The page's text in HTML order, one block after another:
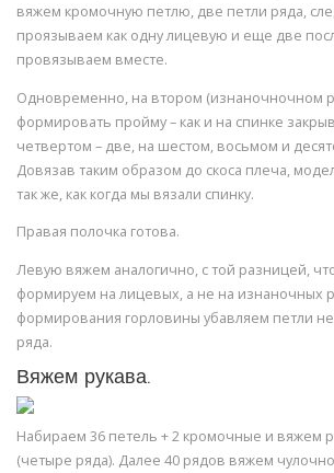
вяжем кромочную петлю, две петли ряда,
проязываем как одну лицевую и еще две
провязываем вместе.
Одновременно, на втором (изнаночночном
формировать пройму – как и на спинке
четвертом – две, на шестом, восьмом и
Довязав таким образом до скоса плеча,
так же, как когда мы вязали спинку.
Правая полочка готова.
Левую вяжем аналогично, с той разницей,
формируем на лицевых, а не на изнаночных
формирования горловины убавляем петли
ряда.
Вяжем рукава.
Набираем 36 петель + 2 кромочные и вяжем
(четыре ряда). Далее 40 рядов вяжем